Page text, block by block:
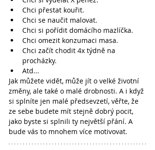
Chci přestat kouřit.
Chci se naučit malovat.
Chci si pořídit domácího mazlíčka.
Chci omezit konzumaci masa.
Chci začít chodit 4x týdně na
procházky.
Atd...
Jak můžete vidět, může jít o velké životní
změny, ale také o malé drobnosti. A i když
si splníte jen malé předsevzetí, věřte, že
ze sebe budete mít stejně dobrý pocit,
jako byste si splnili ty největší přání. A
bude vás to mnohem více motivovat.